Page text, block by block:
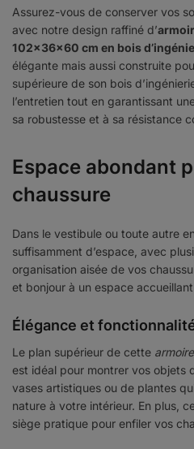
Assurez-vous de conserver vos
avec notre design raffiné d’
102x36x60 cm en bois
élégante mais aussi construite
supérieure de son bois
l’entretien tout en garantissant
sa robustesse et à sa résistance
Espace abondant
chaussure
Dans le vestibule ou toute autre
suffisamment d’espace, avec
organisation aisée de vos
et bonjour à un espace
Élégance et
Le plan supérieur de cette
est idéal pour montrer vos objets
vases artistiques ou de plantes
nature à votre intérieur. En plus,
siège pratique pour enfiler vos